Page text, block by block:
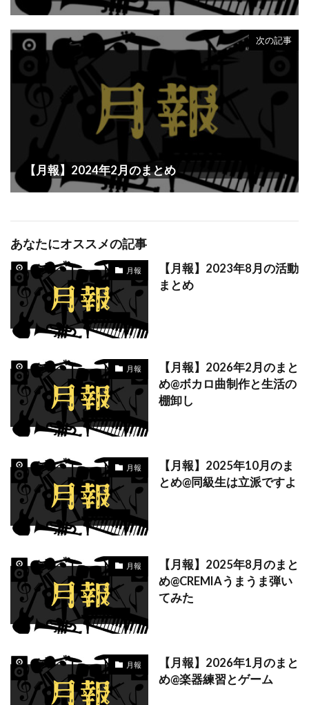
次の記事
【月報】2024年2月のまとめ
あなたにオススメの記事
月報
【月報】2023年8月の活動
まとめ
月報
【月報】2026年2月のまと
め@ボカロ曲制作と生活の
棚卸し
月報
【月報】2025年10月のま
とめ@同級生は立派ですよ
月報
【月報】2025年8月のまと
め@CREMIAうまうま弾い
てみた
月報
【月報】2026年1月のまと
め@楽器練習とゲーム